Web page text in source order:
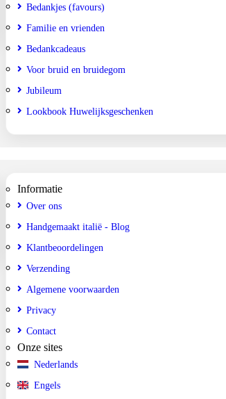
Bedankjes (favours)
Familie en vrienden
Bedankcadeaus
Voor bruid en bruidegom
Jubileum
Lookbook Huwelijksgeschenken
Informatie
Over ons
Handgemaakt italië - Blog
Klantbeoordelingen
Verzending
Algemene voorwaarden
Privacy
Contact
Onze sites
Nederlands
Engels